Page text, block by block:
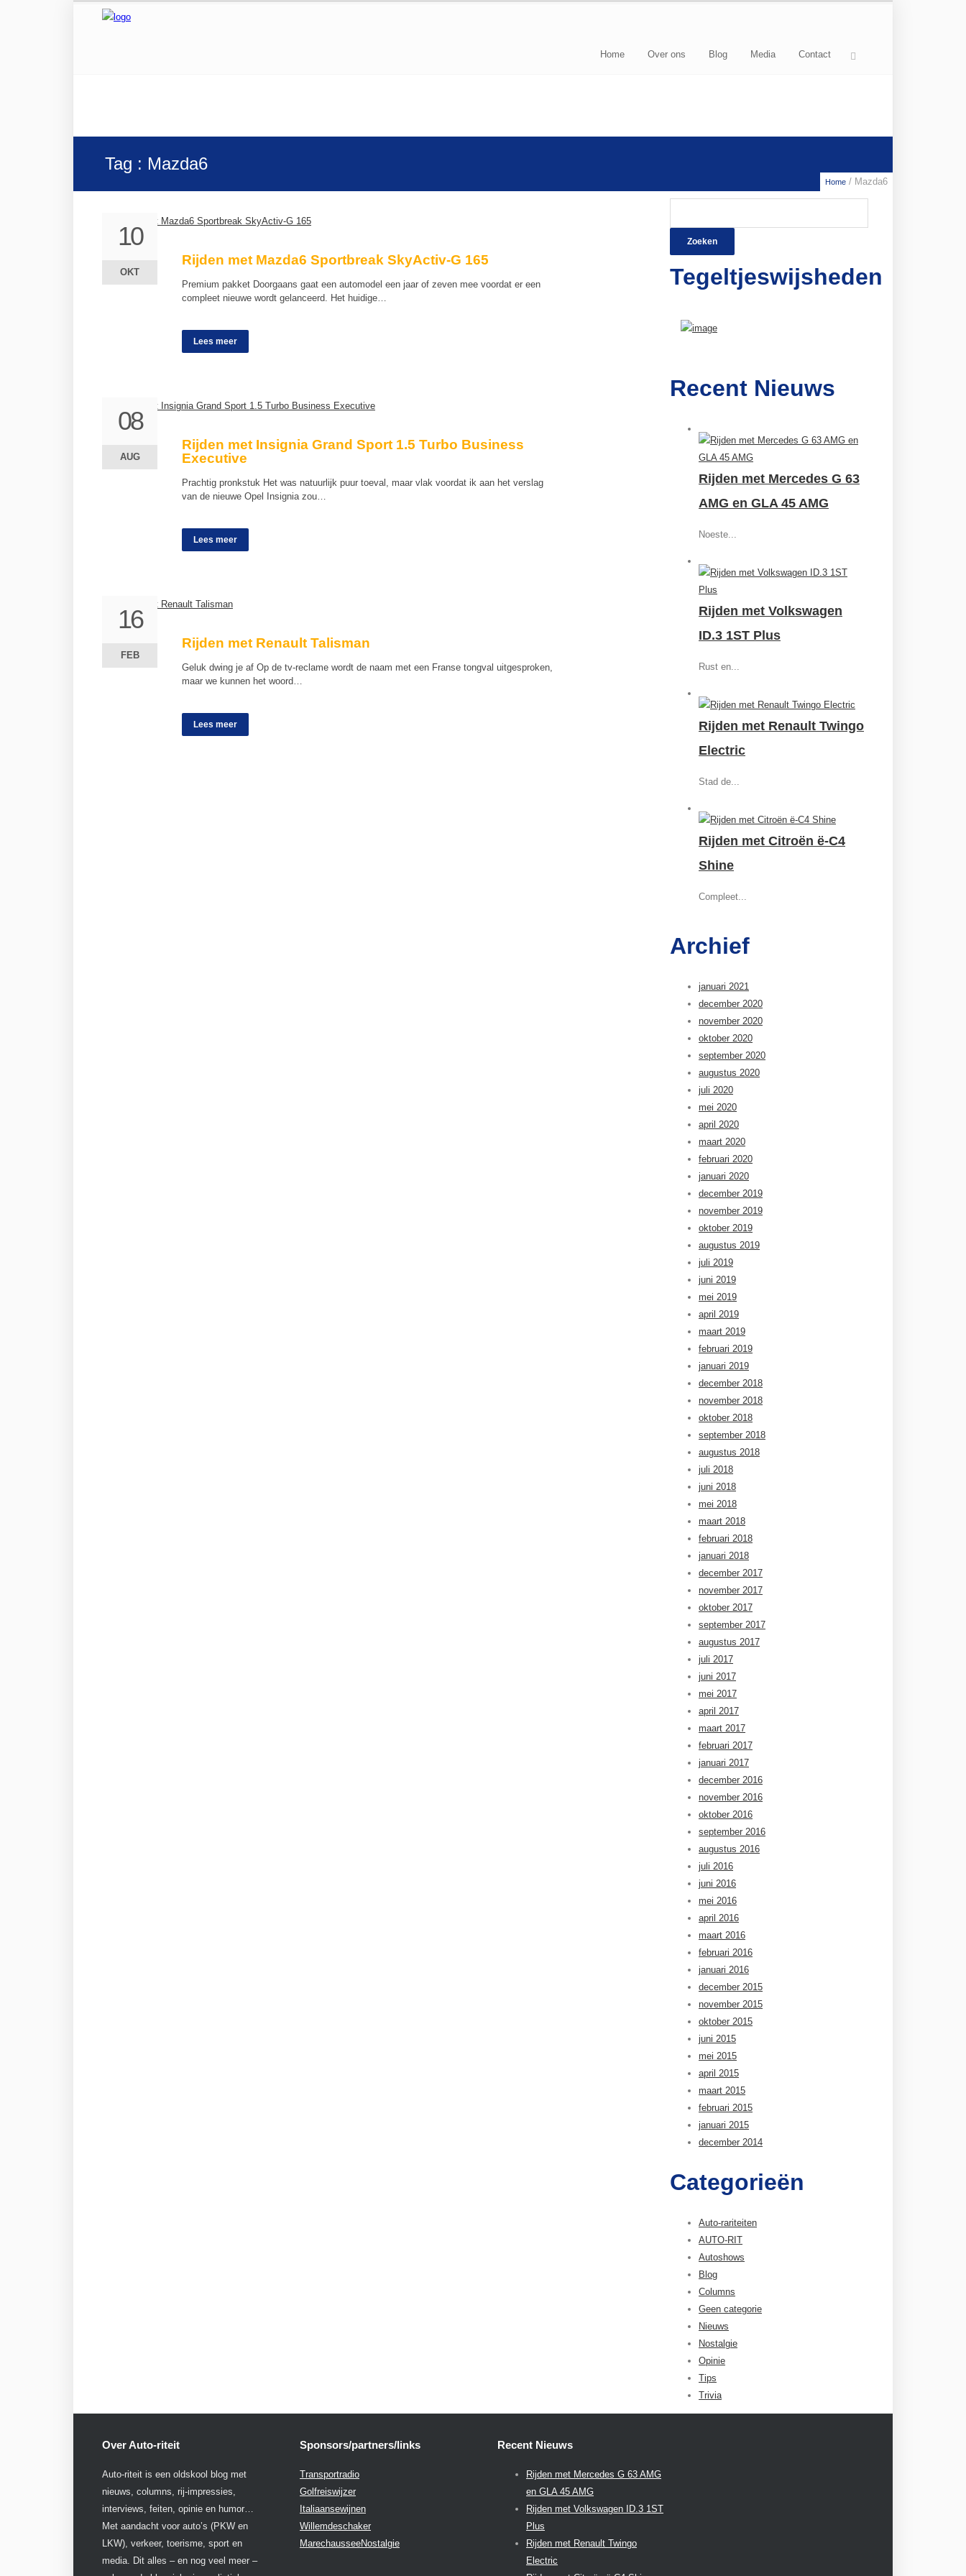
Home Over ons Blog Media Contact
Home / Mazda6
Tag : Mazda6
Rijden met Mazda6 Sportbreak SkyActiv-G 165
Premium pakket Doorgaans gaat een automodel een jaar of zeven mee voordat er een
compleet nieuwe wordt gelanceerd. Het huidige…
Lees meer
10
OKT
10
OKT
Rijden met Insignia Grand Sport 1.5 Turbo Business
Executive
Prachtig pronkstuk Het was natuurlijk puur toeval, maar vlak voordat ik aan het verslag
van de nieuwe Opel Insignia zou…
Lees meer
08
AUG
08
AUG
Rijden met Renault Talisman
Geluk dwing je af Op de tv-reclame wordt de naam met een Franse tongval uitgesproken,
maar we kunnen het woord…
Lees meer
16
FEB
16
FEB
Tegeltjeswijsheden
Recent Nieuws
Rijden met Mercedes G 63
AMG en GLA 45 AMG
Noeste...
Rijden met Volkswagen
ID.3 1ST Plus
Rust en...
Rijden met Renault Twingo
Electric
Stad de...
Rijden met Citroën ë-C4
Shine
Compleet...
Archief
januari 2021
december 2020
november 2020
oktober 2020
september 2020
augustus 2020
juli 2020
mei 2020
april 2020
maart 2020
februari 2020
januari 2020
december 2019
november 2019
oktober 2019
augustus 2019
juli 2019
juni 2019
mei 2019
april 2019
maart 2019
februari 2019
januari 2019
december 2018
november 2018
oktober 2018
september 2018
augustus 2018
juli 2018
juni 2018
mei 2018
maart 2018
februari 2018
januari 2018
december 2017
november 2017
oktober 2017
september 2017
augustus 2017
juli 2017
juni 2017
mei 2017
april 2017
maart 2017
februari 2017
januari 2017
december 2016
november 2016
oktober 2016
september 2016
augustus 2016
juli 2016
juni 2016
mei 2016
april 2016
maart 2016
februari 2016
januari 2016
december 2015
november 2015
oktober 2015
juni 2015
mei 2015
april 2015
maart 2015
februari 2015
januari 2015
december 2014
Categorieën
Auto-rariteiten
AUTO-RIT
Autoshows
Blog
Columns
Geen categorie
Nieuws
Nostalgie
Opinie
Tips
Trivia
Over Auto-riteit
Auto-riteit is een oldskool blog met
nieuws, columns, rij-impressies,
interviews, feiten, opinie en humor…
Met aandacht voor auto’s (PKW en
LKW), verkeer, toerisme, sport en
media. Dit alles – en nog veel meer –
Sponsors/partners/links
Transportradio
Golfreiswijzer
Italiaansewijnen
Willemdeschaker
MarechausseeNostalgie
Recent Nieuws
Rijden met Mercedes G 63 AMG
en GLA 45 AMG
Rijden met Volkswagen ID.3 1ST
Plus
Rijden met Renault Twingo
Electric